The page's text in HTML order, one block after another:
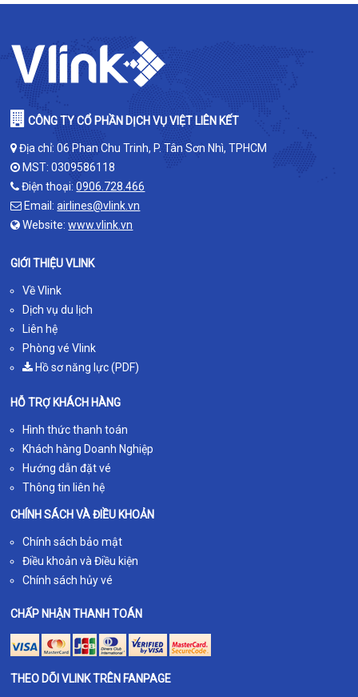
CÔNG TY CỔ PHẦN DỊCH VỤ VIỆT LIÊN KẾT
Địa chỉ: 06 Phan Chu Trinh, P. Tân Sơn Nhì, TPHCM
MST: 0309586118
Điện thoại:0906.728.466
Email:airlines@vlink.vn
Website:www.vlink.vn
GIỚI THIỆU VLINK
Về Vlink
Dịch vụ du lịch
Liên hệ
Phòng vé Vlink
Hồ sơ năng lực (PDF)
HỖ TRỢ KHÁCH HÀNG
Hình thức thanh toán
Khách hàng Doanh Nghiệp
Hướng dẫn đặt vé
Thông tin liên hệ
CHÍNH SÁCH VÀ ĐIỀU KHOẢN
Chính sách bảo mật
Điều khoản và Điều kiện
Chính sách hủy vé
CHẤP NHẬN THANH TOÁN
THEO DÕI VLINK TRÊN FANPAGE